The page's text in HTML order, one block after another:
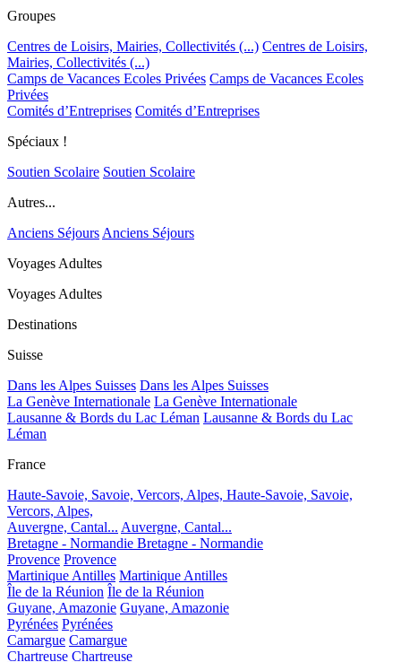
Groupes
Centres de Loisirs, Mairies, Collectivités (...) Centres de Loisirs,
Mairies, Collectivités (...)
Camps de Vacances Ecoles Privées Camps de Vacances Ecoles
Privées
Comités d’Entreprises Comités d’Entreprises
Spéciaux !
Soutien Scolaire Soutien Scolaire
Autres...
Anciens Séjours Anciens Séjours
Voyages Adultes
Voyages Adultes
Destinations
Suisse
Dans les Alpes Suisses Dans les Alpes Suisses
La Genève Internationale La Genève Internationale
Lausanne & Bords du Lac Léman Lausanne & Bords du Lac
Léman
France
Haute-Savoie, Savoie, Vercors, Alpes, Haute-Savoie, Savoie,
Vercors, Alpes,
Auvergne, Cantal... Auvergne, Cantal...
Bretagne - Normandie Bretagne - Normandie
Provence Provence
Martinique Antilles Martinique Antilles
Île de la Réunion Île de la Réunion
Guyane, Amazonie Guyane, Amazonie
Pyrénées Pyrénées
Camargue Camargue
Chartreuse Chartreuse